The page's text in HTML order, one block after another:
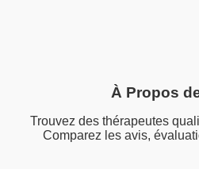
À Propos
Trouvez des thérapeutes
Comparez les avis,